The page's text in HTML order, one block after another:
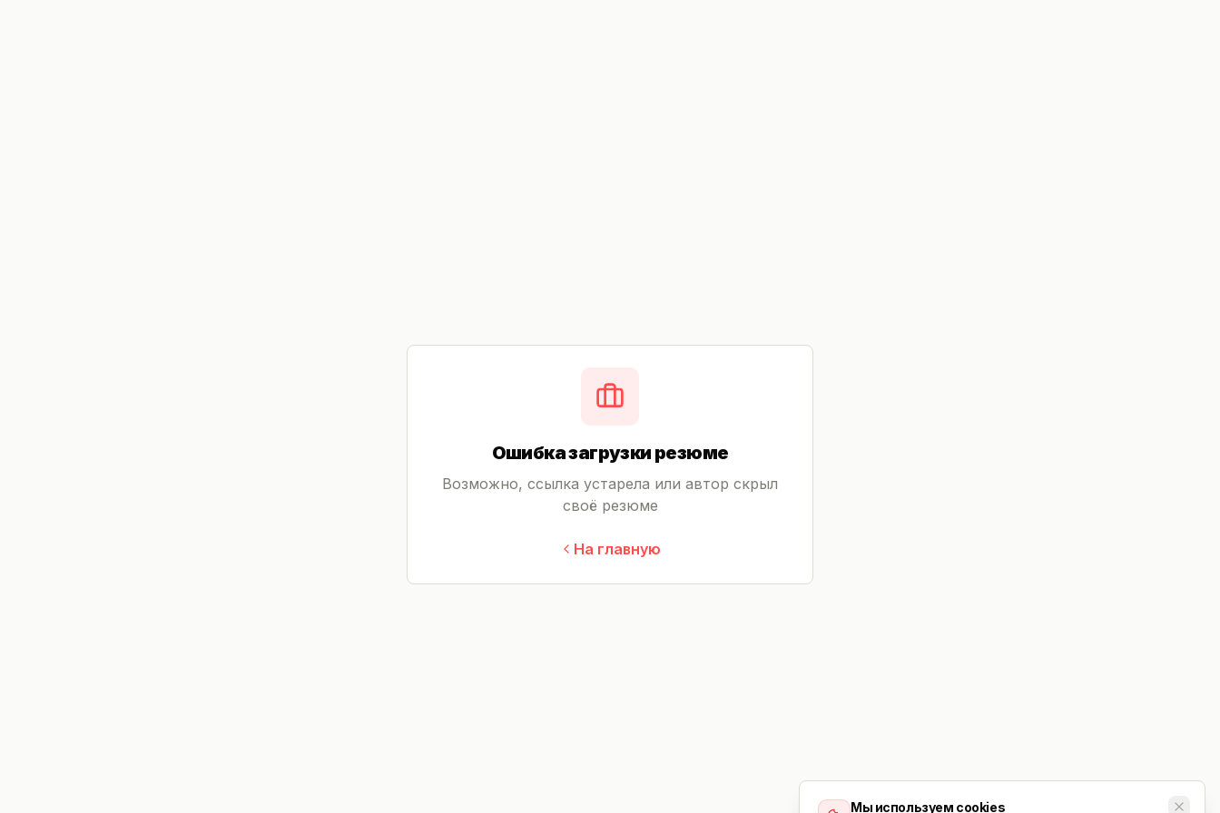
Мы используем cookies
Ошибка загрузки резюме
Возможно, ссылка устарела или автор скрыл
своё резюме
На главную